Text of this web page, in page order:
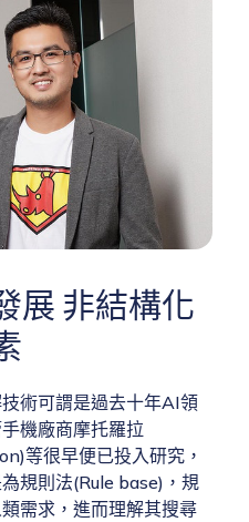
展 非結構化
術可謂是過去十年AI領
機廠商摩托羅拉
等很早便已投入研究，
規則法(Rule base)，規
需求，進而理解其搜尋